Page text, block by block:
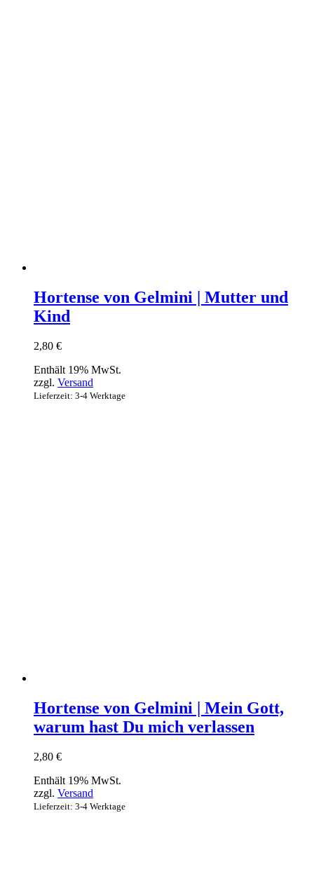
Hortense von Gelmini | Mutter und
Kind
2,80 €
Enthält 19% MwSt.
zzgl. Versand
Lieferzeit: 3-4 Werktage
Hortense von Gelmini | Mein Gott,
warum hast Du mich verlassen
2,80 €
Enthält 19% MwSt.
zzgl. Versand
Lieferzeit: 3-4 Werktage